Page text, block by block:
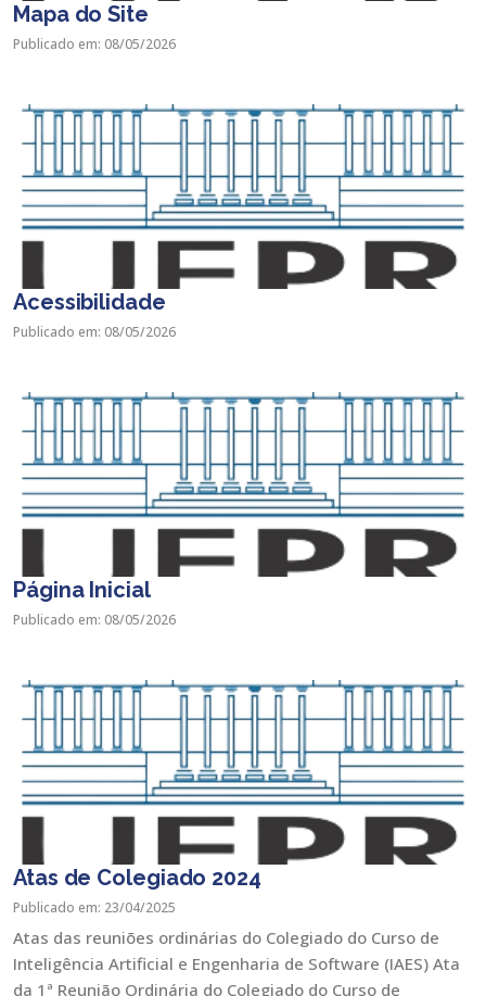
Mapa do Site
Publicado em: 08/05/2026
Acessibilidade
Publicado em: 08/05/2026
Página Inicial
Publicado em: 08/05/2026
Atas de Colegiado 2024
Publicado em: 23/04/2025
Atas das reuniões ordinárias do Colegiado do Curso de
Inteligência Artificial e Engenharia de Software (IAES) Ata
da 1ª Reunião Ordinária do Colegiado do Curso de